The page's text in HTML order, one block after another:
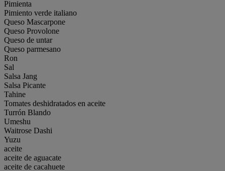
Pimienta
Pimiento verde italiano
Queso Mascarpone
Queso Provolone
Queso de untar
Queso parmesano
Ron
Sal
Salsa Jang
Salsa Picante
Tahine
Tomates deshidratados en aceite
Turrón Blando
Umeshu
Waitrose Dashi
Yuzu
aceite
aceite de aguacate
aceite de cacahuete